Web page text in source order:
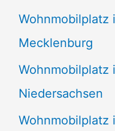
Wohnmobilplatz
Mecklenburg
Wohnmobilplatz
Niedersachsen
Wohnmobilplatz